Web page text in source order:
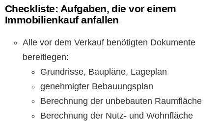
Checkliste: Aufgaben, die vor einem
Immobilienkauf anfallen
Alle vor dem Verkauf benötigten Dokumente
bereitlegen:
Grundrisse, Baupläne, Lageplan
genehmigter Bebauungsplan
Berechnung der unbebauten Raumfläche
Berechnung der Nutz- und Wohnfläche